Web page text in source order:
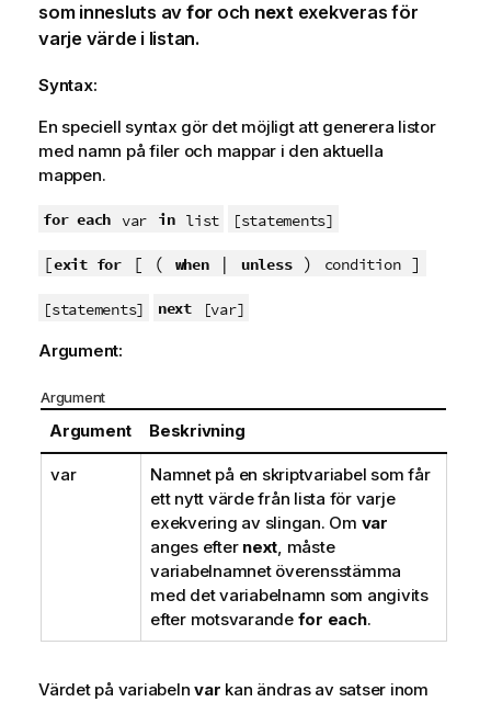
som innesluts av for och nextexekveras för
varje värde i listan.
Syntax:
En speciell syntax gör det möjligt att generera listor
med namn på filer och mappar i den aktuella
mappen.
for each var in list [statements]
[exit for[ ( when| unless) condition]
[statements] next [var]
Argument:
Argument
Argument Beskrivning
var
Namnet på en skriptvariabel som får
ett nytt värde från lista för varje
exekvering av slingan. Om var
anges efter next, måste
variabelnamnet överensstämma
med det variabelnamn som angivits
efter motsvarande for each.
Värdet på variabeln var kan ändras av satser inom